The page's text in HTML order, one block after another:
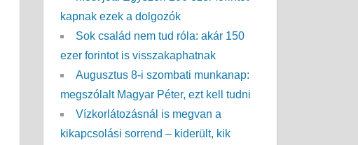
kapnak ezek a dolgozók
Sok család nem tud róla: akár 150
ezer forintot is visszakaphatnak
Augusztus 8-i szombati munkanap:
megszólalt Magyar Péter, ezt kell tudni
Vízkorlátozásnál is megvan a
kikapcsolási sorrend – kiderült, kik